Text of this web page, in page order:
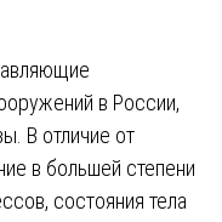
в России,
В отличие от
в большей степени
состояния тела